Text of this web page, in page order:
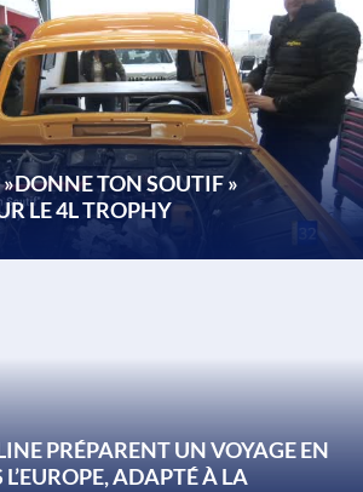
TON SOUTIF »
LE 4L TROPHY
PRÉPARENT UN VOYAGE EN
ADAPTÉ À LA